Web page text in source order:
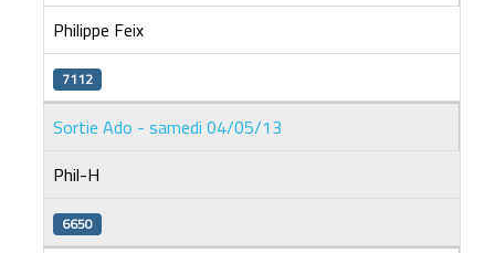
Philippe Feix
7112
Sortie Ado - samedi 04/05/13
Phil-H
6650